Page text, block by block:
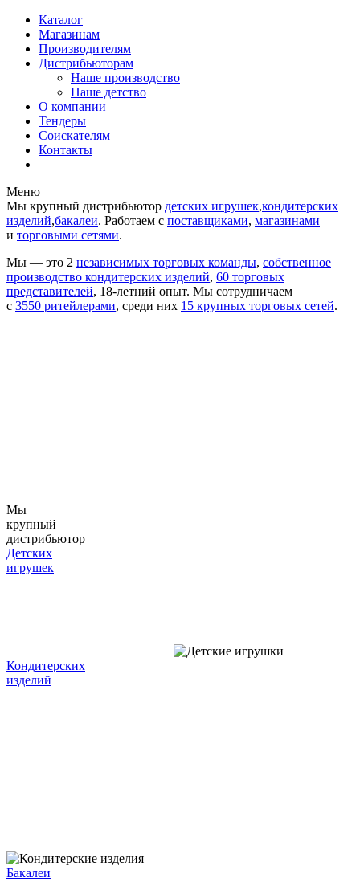
Каталог
Магазинам
Производителям
Дистрибьюторам
Наше производство
Наше детство
О компании
Тендеры
Соискателям
Контакты
Меню
Мы крупный дистрибьютор детских игрушек,кондитерских
изделий,бакалеи. Работаем c поставщиками, магазинами
и торговыми сетями.
Мы — это 2 независимых торговых команды, собственное
производство кондитерских изделий, 60 торговых
представителей, 18-летний опыт. Мы сотрудничаем
с 3550 ритейлерами, среди них 15 крупных торговых сетей.
Мы
крупный
дистрибьютор
Детских
игрушек
Кондитерских
изделий
Бакалеи